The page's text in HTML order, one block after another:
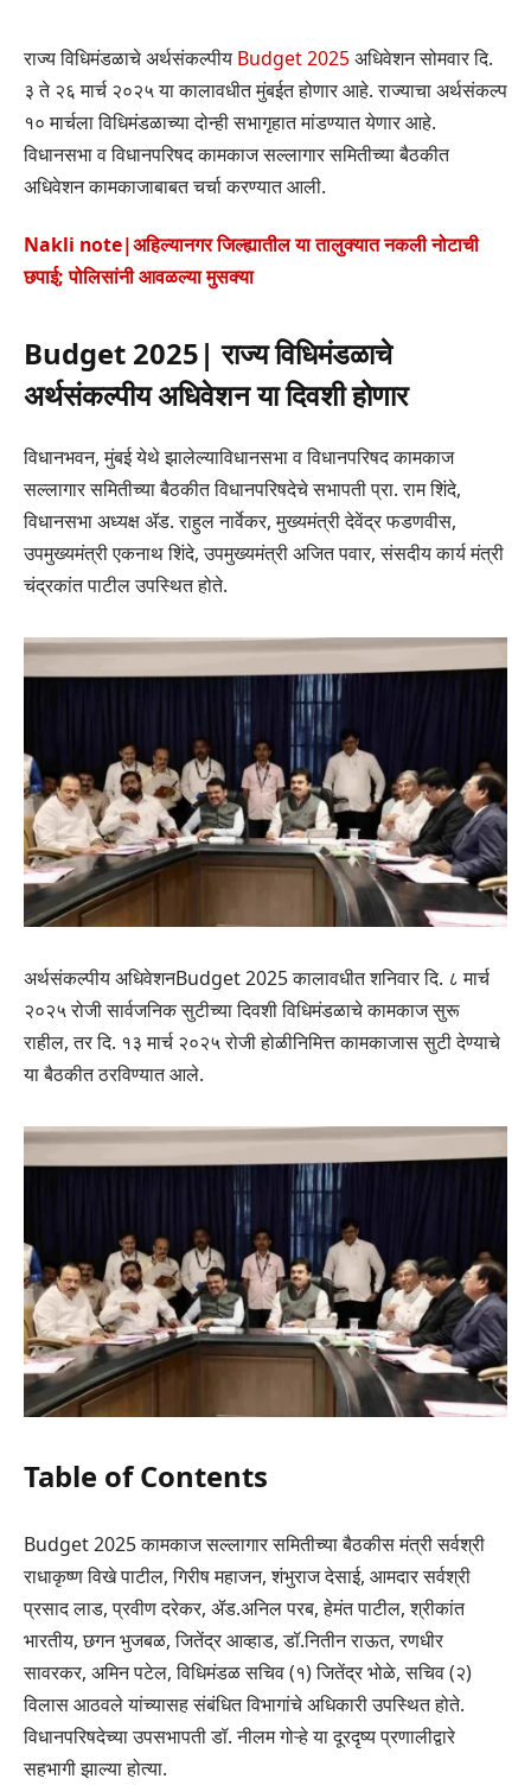
राज्य विधिमंडळाचे अर्थसंकल्पीय Budget 2025अधिवेशन सोमवार दि.
३ ते २६ मार्च २०२५ या कालावधीत मुंबईत होणार आहे. राज्याचा अर्थसंकल्प
१० मार्चला विधिमंडळाच्या दोन्ही सभागृहात मांडण्यात येणार आहे.
विधानसभा व विधानपरिषद कामकाज सल्लागार समितीच्या बैठकीत
अधिवेशन कामकाजाबाबत चर्चा करण्यात आली.
Nakli note|अहिल्यानगर जिल्ह्यातील या तालुक्यात नकली नोटाची
छपाई; पोलिसांनी आवळल्या मुसक्या
Budget 2025| राज्य विधिमंडळाचे
अर्थसंकल्पीय अधिवेशन या दिवशी होणार
विधानभवन, मुंबई येथे झालेल्याविधानसभा व विधानपरिषद कामकाज
सल्लागार समितीच्या बैठकीत विधानपरिषदेचे सभापती प्रा. राम शिंदे,
विधानसभा अध्यक्ष ॲड. राहुल नार्वेकर, मुख्यमंत्री देवेंद्र फडणवीस,
उपमुख्यमंत्री एकनाथ शिंदे, उपमुख्यमंत्री अजित पवार, संसदीय कार्य मंत्री
चंद्रकांत पाटील उपस्थित होते.
अर्थसंकल्पीय अधिवेशनBudget 2025 कालावधीत शनिवार दि. ८ मार्च
२०२५ रोजी सार्वजनिक सुटीच्या दिवशी विधिमंडळाचे कामकाज सुरू
राहील, तर दि. १३ मार्च २०२५ रोजी होळीनिमित्त कामकाजास सुटी देण्याचे
या बैठकीत ठरविण्यात आले.
Table of Contents
Budget 2025 कामकाज सल्लागार समितीच्या बैठकीस मंत्री सर्वश्री
राधाकृष्ण विखे पाटील, गिरीष महाजन, शंभुराज देसाई, आमदार सर्वश्री
प्रसाद लाड, प्रवीण दरेकर, ॲड.अनिल परब, हेमंत पाटील, श्रीकांत
भारतीय, छगन भुजबळ, जितेंद्र आव्हाड, डॉ.नितीन राऊत, रणधीर
सावरकर, अमिन पटेल, विधिमंडळ सचिव (१) जितेंद्र भोळे, सचिव (२)
विलास आठवले यांच्यासह संबंधित विभागांचे अधिकारी उपस्थित होते.
विधानपरिषदेच्या उपसभापती डॉ. नीलम गोऱ्हे या दूरदृष्य प्रणालीद्वारे
सहभागी झाल्या होत्या.